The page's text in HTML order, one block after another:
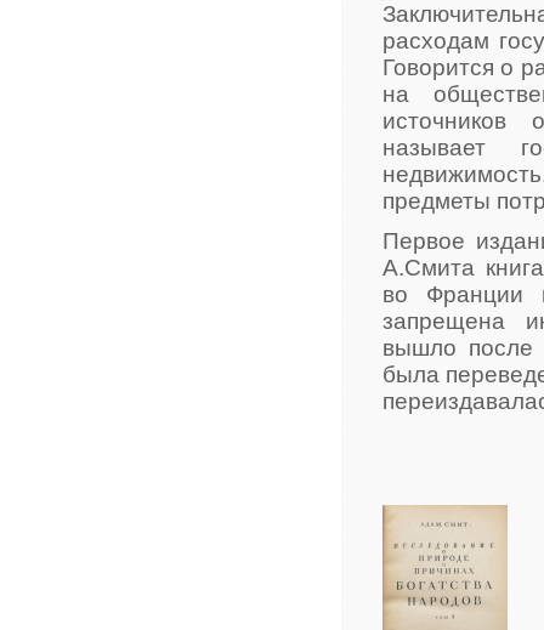
расходам
Говорится о
на
источников
называет
предметы
Первое
А.Смита
во Франции
запрещена
вышло после
была